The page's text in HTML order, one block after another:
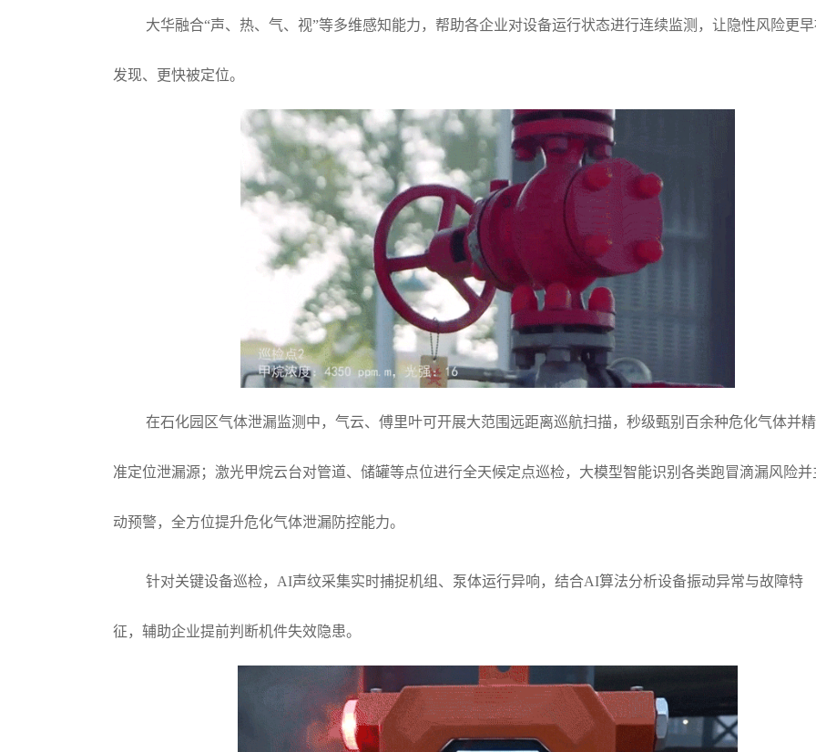
大华融合“声、热、气、视”等多维感知能力，帮助各企业对设备运行状态进行连续监测，让隐性风险更
发现、更快被定位。
在石化园区气体泄漏监测中，气云、傅里叶可开展大范围远距离巡航扫描，秒级甄别百余种危化气体并精
准定位泄漏源；激光甲烷云台对管道、储罐等点位进行全天候定点巡检，大模型智能识别各类跑冒滴漏风险并
动预警，全方位提升危化气体泄漏防控能力。
针对关键设备巡检，AI声纹采集实时捕捉机组、泵体运行异响，结合AI算法分析设备振动异常与故障特
征，辅助企业提前判断机件失效隐患。